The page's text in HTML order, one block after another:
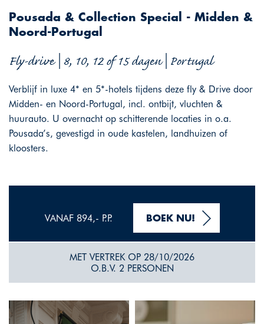
Pousada & Collection Special - Midden &
Noord-Portugal
Fly-drive | 8, 10, 12 of 15 dagen | Portugal
Verblijf in luxe 4* en 5*-hotels tijdens deze fly & Drive door
Midden- en Noord-Portugal, incl. ontbijt, vluchten &
huurauto. U overnacht op schitterende locaties in o.a.
Pousada’s, gevestigd in oude kastelen, landhuizen of
kloosters.
VANAF 894,- P.P. BOEK NU!
MET VERTREK OP 28/10/2026
O.B.V. 2 PERSONEN